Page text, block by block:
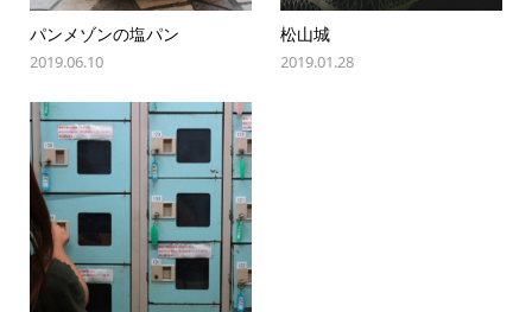
パンメゾンの塩パン
2019.06.10
松山城
2019.01.28